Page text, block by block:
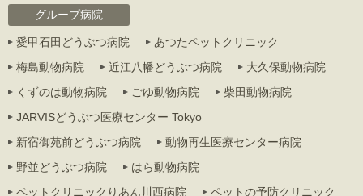
グループ病院
愛甲石田どうぶつ病院
あつたペットクリニック
梅島動物病院
近江八幡どうぶつ病院
大久保動物病院
くずのは動物病院
ごゆ動物病院
柴田動物病院
JARVISどうぶつ医療センター Tokyo
新宿御苑前どうぶつ病院
動物再生医療センター病院
野並どうぶつ病院
はら動物病院
ペットクリニックりあん川西病院
ペットの予防クリニック